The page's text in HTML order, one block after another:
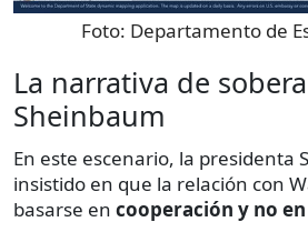
Foto: Departamento de
La narrativa de
Sheinbaum
En este escenario, la presidenta
insistido en que la relación con
basarse en cooperación y no